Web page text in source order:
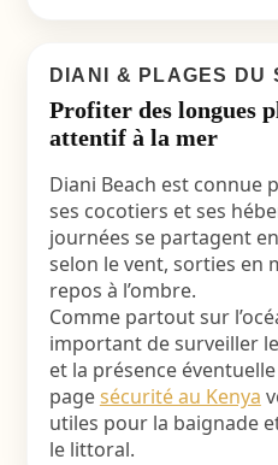
DIANI & PLAGES DU
Profiter des longues
attentif à la mer
Diani Beach est connue
ses cocotiers et ses
journées se partagent
selon le vent, sorties en
repos à l’ombre.
Comme partout sur
important de surveiller
et la présence
pagesécurité au Kenya
utiles pour la baignade
le littoral.